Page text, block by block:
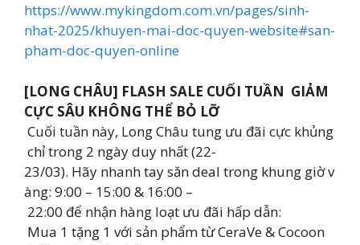
https://www.mykingdom.com.vn/pages/sinh-
nhat-2025/khuyen-mai-doc-quyen-website#san-
pham-doc-quyen-online
[LONG CHÂU] FLASH SALE CUỐI TUẦN GIẢM
CỰC SÂU KHÔNG THỂ BỎ LỠ
Cuối tuần này, Long Châu tung ưu đãi cực khủng
chỉ trong 2 ngày duy nhất (22-
23/03). Hãy nhanh tay săn deal trong khung giờ v
àng: 9:00 – 15:00 & 16:00 –
22:00 để nhận hàng loạt ưu đãi hấp dẫn:
Mua 1 tặng 1 với sản phẩm từ CeraVe & Cocoon